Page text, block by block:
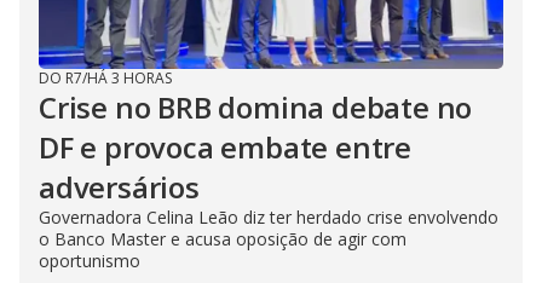
DO R7/HÁ 3 HORAS
Crise no BRB domina debate no
DF e provoca embate entre
adversários
Governadora Celina Leão diz ter herdado crise envolvendo
o Banco Master e acusa oposição de agir com
oportunismo